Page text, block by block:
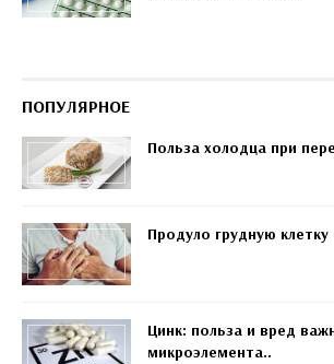
ПОПУЛЯРНОЕ
Польза холодца при
Продуло грудную
Цинк: польза и вред
микроэлемента..